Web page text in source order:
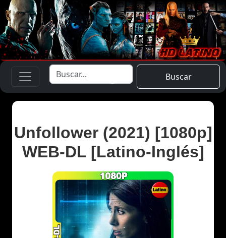
Buscar
Unfollower (2021) [1080p]
WEB-DL [Latino-Inglés]